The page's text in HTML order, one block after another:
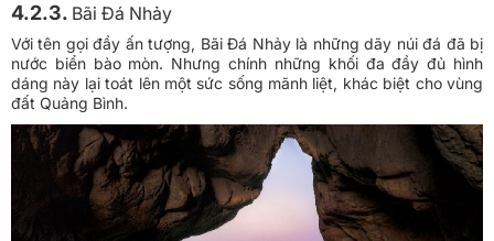
4.2.3. Bãi Đá Nhảy
Với tên gọi đầy ấn tượng, Bãi Đá Nhảy là những dãy núi đá đã bị
nước biển bào mòn. Nhưng chính những khối đa đầy đủ hình
dáng này lại toát lên một sức sống mãnh liệt, khác biệt cho vùng
đất Quảng Bình.